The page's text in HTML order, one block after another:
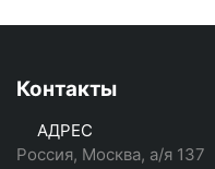
Контакты
АДРЕС
Россия, Москва, а/я 137